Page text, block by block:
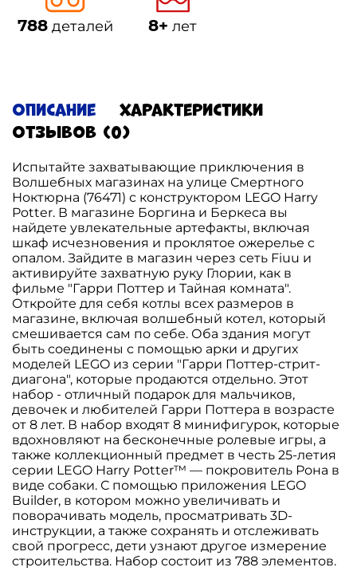
788 деталей 8+ лет
Описание
Характеристики
Отзывов (0)
Испытайте захватывающие приключения в
Волшебных магазинах на улице Смертного
Ноктюрна (76471) с конструктором LEGO Harry
Potter. В магазине Боргина и Беркеса вы
найдете увлекательные артефакты, включая
шкаф исчезновения и проклятое ожерелье с
опалом. Зайдите в магазин через сеть Fiuu и
активируйте захватную руку Глории, как в
фильме "Гарри Поттер и Тайная комната".
Откройте для себя котлы всех размеров в
магазине, включая волшебный котел, который
смешивается сам по себе. Оба здания могут
быть соединены с помощью арки и других
моделей LEGO из серии "Гарри Поттер-стрит-
диагона", которые продаются отдельно. Этот
набор - отличный подарок для мальчиков,
девочек и любителей Гарри Поттера в возрасте
от 8 лет. В набор входят 8 минифигурок, которые
вдохновляют на бесконечные ролевые игры, а
также коллекционный предмет в честь 25-летия
серии LEGO Harry Potter™ — покровитель Рона в
виде собаки. С помощью приложения LEGO
Builder, в котором можно увеличивать и
поворачивать модель, просматривать 3D-
инструкции, а также сохранять и отслеживать
свой прогресс, дети узнают другое измерение
строительства. Набор состоит из 788 элементов.